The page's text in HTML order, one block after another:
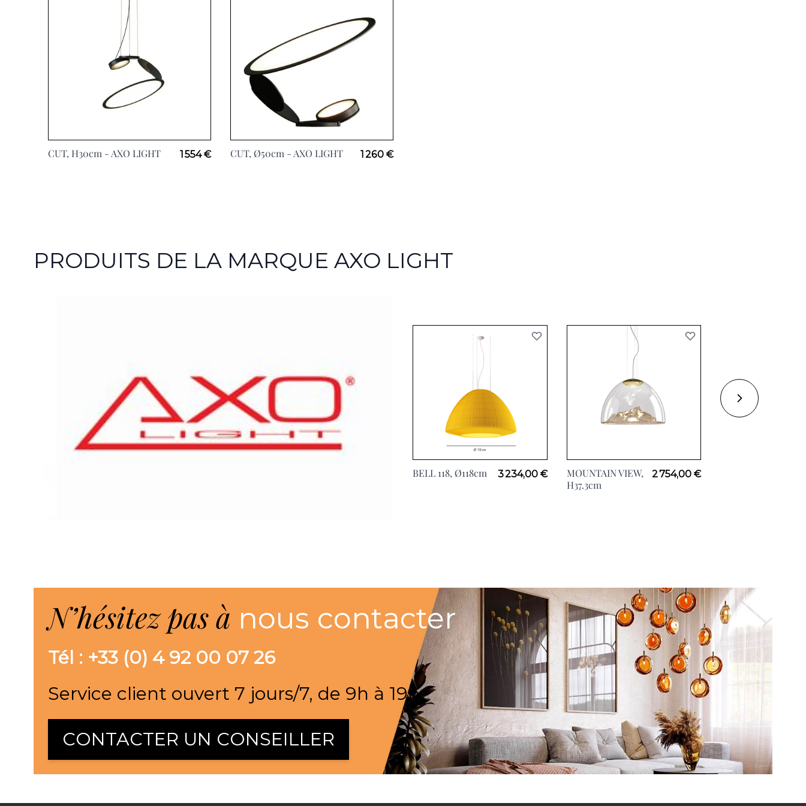
CUT, H30cm - AXO LIGHT 1 554 € CUT, Ø50cm - AXO LIGHT 1 260 €
PRODUITS DE LA MARQUE AXO LIGHT
BELL 118, Ø118cm 3 234,00 €
MOUNTAIN VIEW,
H37.3cm
2 754,00 €
N’hésitez pas à nous contacter
Tél : +33 (0) 4 92 00 07 26
Service client ouvert 7 jours/7, de 9h à 19h
CONTACTER UN CONSEILLER